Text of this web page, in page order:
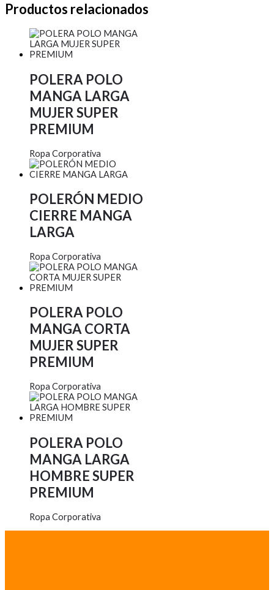
Productos relacionados
POLERA POLO
MANGA LARGA
MUJER SUPER
PREMIUM
Ropa Corporativa
POLERÓN MEDIO
CIERRE MANGA
LARGA
Ropa Corporativa
POLERA POLO
MANGA CORTA
MUJER SUPER
PREMIUM
Ropa Corporativa
POLERA POLO
MANGA LARGA
HOMBRE SUPER
PREMIUM
Ropa Corporativa